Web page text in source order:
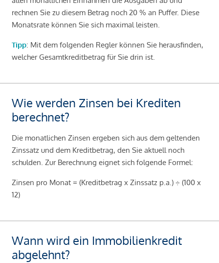
rechnen Sie zu diesem Betrag noch 20 % an Puffer. Diese
Monatsrate können Sie sich maximal leisten.
Tipp: Mit dem folgenden Regler können Sie herausfinden,
welcher Gesamtkreditbetrag für Sie drin ist.
Wie werden Zinsen bei Krediten
berechnet?
Die monatlichen Zinsen ergeben sich aus dem geltenden
Zinssatz und dem Kreditbetrag, den Sie aktuell noch
schulden. Zur Berechnung eignet sich folgende Formel:
Zinsen pro Monat = (Kreditbetrag x Zinssatz p.a.) ÷ (100 x
12)
Wann wird ein Immobilienkredit
abgelehnt?